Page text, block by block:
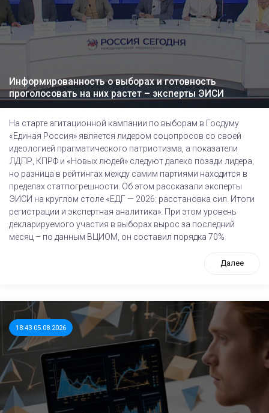
Информированность о выборах и готовность
проголосовать на них растет – эксперты ЭИСИ
На старте агитационной кампании по выборам в Госдуму
«Единая Россия» является лидером соцопросов со своей
идеологией прагматического патриотизма, а показатели
ЛДПР, КПРФ и «Новых людей» следуют далеко позади лидера,
но разница в рейтингах между самим партиями находится в
пределах статпогрешности. Об этом рассказали эксперты
ЭИСИ на круглом столе «ЕДГ — 2026: расстановка сил. Итоги
регистрации и экспертная аналитика». При этом уровень
декларируемого участия в выборах вырос за последний
месяц – по данным ВЦИОМ, он составил порядка 70%
Далее
18:43 05.08.2026